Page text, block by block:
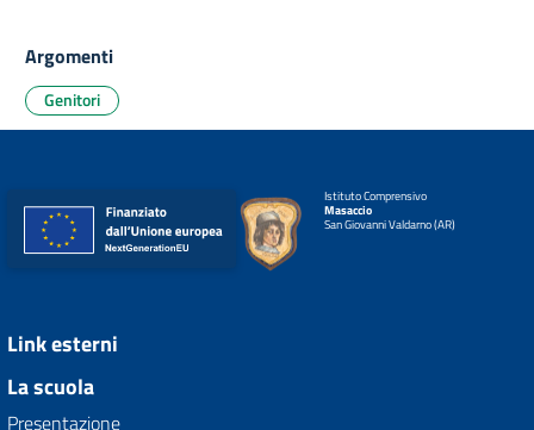
Argomenti
Genitori
Istituto Comprensivo
Masaccio
San Giovanni Valdarno (AR)
Link esterni
La scuola
Presentazione